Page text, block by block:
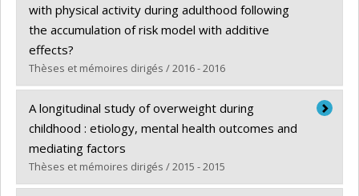
Cycle :Maîtrise
Diplôme obtenu :M. Sc.
Lien vers le document dans Papyrus
with physical activity during adulthood following
the accumulation of risk model with additive
effects?
Thèses et mémoires dirigés / 2016 - 2016
Diplômé(e) : Juneau, Carl-Etienne
Cycle :Doctorat
Diplôme obtenu :
Lien vers le document dans Papyrus
A longitudinal study of overweight during
childhood : etiology, mental health outcomes and
mediating factors
Thèses et mémoires dirigés / 2015 - 2015